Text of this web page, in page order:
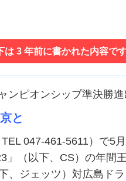
は 3 年前に書かれた内容で
ンピオンシップ準決勝進
と
047-461-5611）で5
」（以下、CS）の年間
、ジェッツ）対広島ド